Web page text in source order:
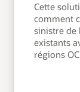
Cette
comment
sinistre de
existants
régions